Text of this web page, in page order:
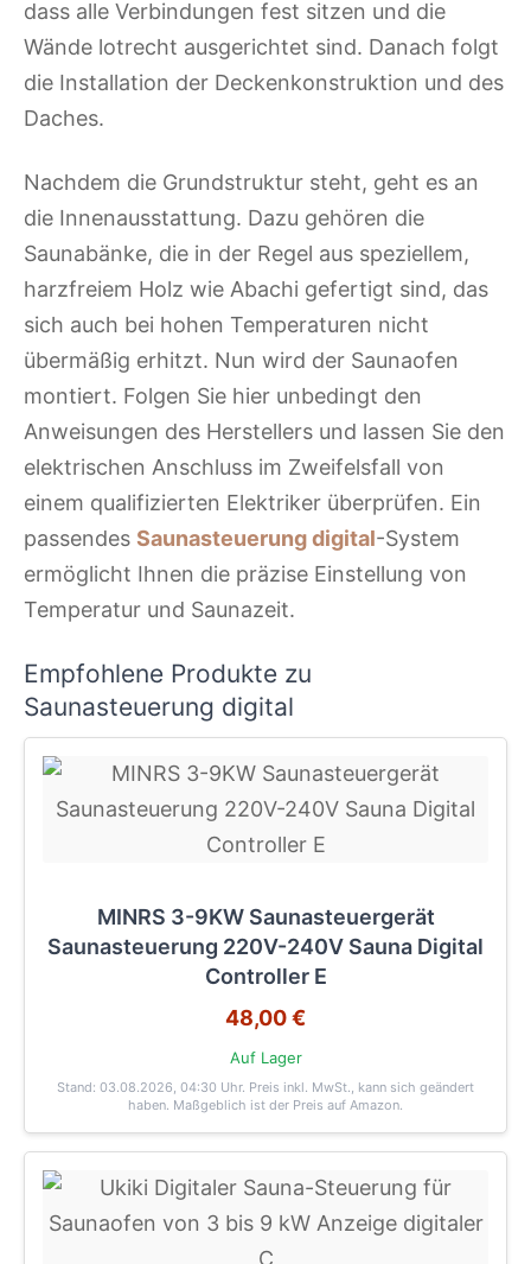
dass alle Verbindungen fest sitzen und die
Wände lotrecht ausgerichtet sind. Danach folgt
die Installation der Deckenkonstruktion und des
Daches.
Nachdem die Grundstruktur steht, geht es an
die Innenausstattung. Dazu gehören die
Saunabänke, die in der Regel aus speziellem,
harzfreiem Holz wie Abachi gefertigt sind, das
sich auch bei hohen Temperaturen nicht
übermäßig erhitzt. Nun wird der Saunaofen
montiert. Folgen Sie hier unbedingt den
Anweisungen des Herstellers und lassen Sie den
elektrischen Anschluss im Zweifelsfall von
einem qualifizierten Elektriker überprüfen. Ein
passendes Saunasteuerung digital-System
ermöglicht Ihnen die präzise Einstellung von
Temperatur und Saunazeit.
Empfohlene Produkte zu
Saunasteuerung digital
MINRS 3-9KW Saunasteuergerät
Saunasteuerung 220V-240V Sauna Digital
Controller E
48,00 €
Auf Lager
Stand: 03.08.2026, 04:30 Uhr. Preis inkl. MwSt., kann sich geändert
haben. Maßgeblich ist der Preis auf Amazon.